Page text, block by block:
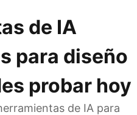
de IA
para diseño
probar hoy
de IA para